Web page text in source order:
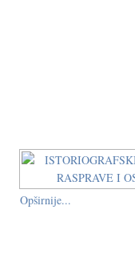
Opširnije...